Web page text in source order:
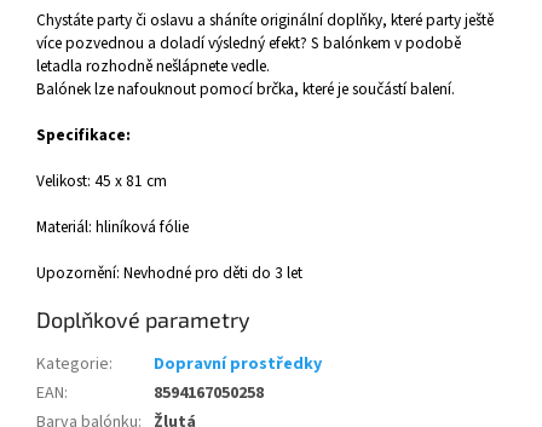
Chystáte party či oslavu a sháníte originální doplňky, které party ještě
více pozvednou a doladí výsledný efekt? S balónkem v podobě
letadla rozhodně nešlápnete vedle.
Balónek lze nafouknout pomocí brčka, které je součástí balení.
Specifikace:
Velikost: 45 x 81 cm
Materiál: hliníková fólie
Upozornění: Nevhodné pro děti do 3 let
Doplňkové parametry
Kategorie:
Dopravní prostředky
EAN:
8594167050258
Barva balónku: Žlutá